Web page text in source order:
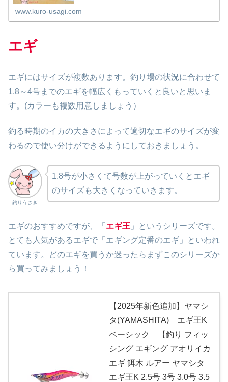
www.kuro-usagi.com
エギ
エギにはサイズが複数あります。釣り場の状況に合わせて
1.8～4号までのエギを幅広くもっていくと良いと思いま
す。(カラーも複数用意しましょう）
釣る時期のイカの大きさによって適切なエギのサイズが変
わるので使い分けができるようにしておきましょう。
釣りうさぎ
1.8号が小さくて号数が上がっていくとエギ
のサイズも大きくなっていきます。
エギのおすすめですが、「 エギ王 」というシリーズです。
とても人気があるエギで「エギング定番のエギ」といわれ
ています。どのエギを買うか迷ったらまずこのシリーズか
ら買ってみましょう！
【2025年新色追加】ヤマシ
タ(YAMASHITA) エギ王K
ベーシック 【釣り フィッ
シング エギング アオリイカ
エギ 餌木 ルアー ヤマシタ
エギ王K 2.5号 3号 3.0号 3.5